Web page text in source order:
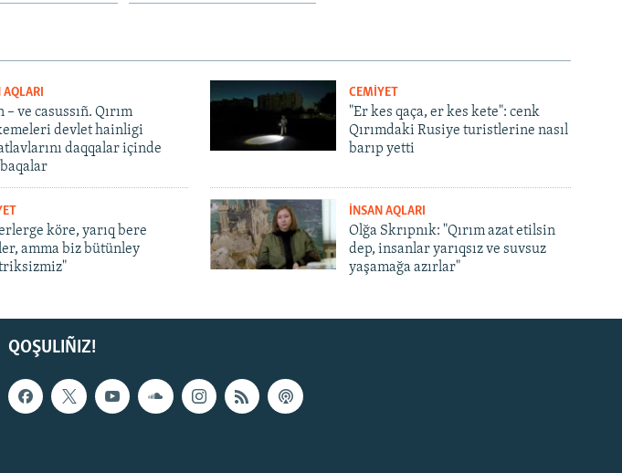
AQLARI
– ve casussıñ. Qırım
devlet hainligi
daqqalar içinde
CEMİYET
"Er kes qaça, er kes kete": cenk
Qırımdaki Rusiye turistlerine nasıl
barıp yetti
köre, yarıq bere
amma biz bütünley
İNSAN AQLARI
Olğa Skrıpnık: "Qırım azat etilsin
dep, insanlar yarıqsız ve suvsuz
yaşamağa azırlar"
QOŞULIÑIZ!